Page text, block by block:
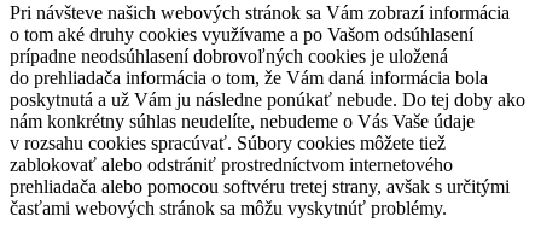
Pri návšteve našich webových stránok sa Vám zobrazí informácia
o tom aké druhy cookies využívame a po Vašom odsúhlasení
prípadne neodsúhlasení dobrovoľných cookies je uložená
do prehliadača informácia o tom, že Vám daná informácia bola
poskytnutá a už Vám ju následne ponúkať nebude. Do tej doby ako
nám konkrétny súhlas neudelíte, nebudeme o Vás Vaše údaje
v rozsahu cookies spracúvať. Súbory cookies môžete tiež
zablokovať alebo odstrániť prostredníctvom internetového
prehliadača alebo pomocou softvéru tretej strany, avšak s určitými
časťami webových stránok sa môžu vyskytnúť problémy.